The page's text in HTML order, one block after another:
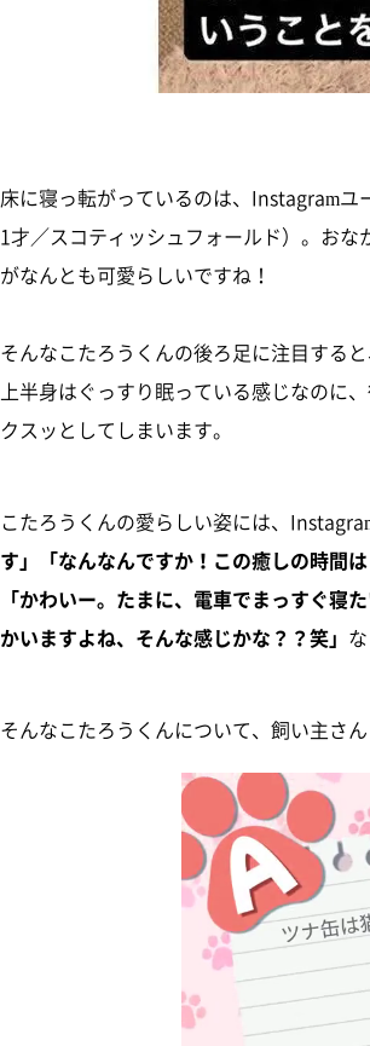
床に寝っ転がっているのは、Instagramユ
1才／スコティッシュフォールド）。お
がなんとも可愛らしいですね！
そんなこたろうくんの後ろ足に注目する
上半身はぐっすり眠っている感じなのに
クスッとしてしまいます。
こたろうくんの愛らしい姿には、
す」「なんなんですか！この癒しの時
「かわいー。たまに、電車でまっすぐ寝
かいますよね、そんな感じかな？？笑」
そんなこたろうくんについて、飼い主さ